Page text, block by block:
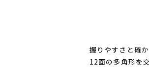
握りやすさと確
12面の多角形を